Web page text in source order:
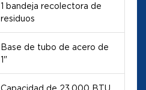
1 bandeja recolectora de
residuos
Base de tubo de acero de
1"
Capacidad de 23.000 BTU